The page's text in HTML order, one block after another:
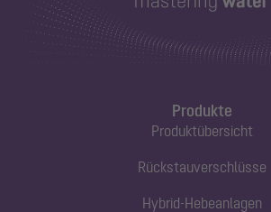
Produkte
Produktübersicht
Rückstauverschlüsse
Hybrid-Hebeanlagen